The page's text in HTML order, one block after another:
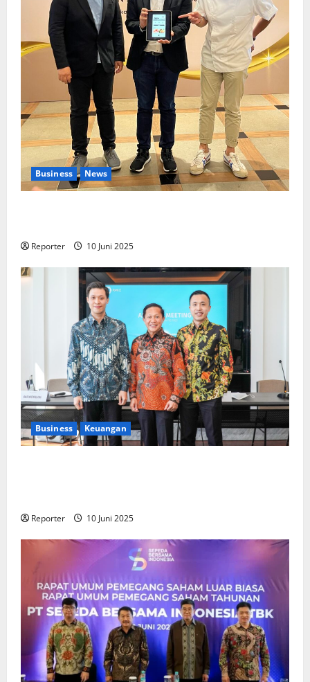
Business News
Reporter 10 Juni 2025
Business Keuangan
Reporter 10 Juni 2025